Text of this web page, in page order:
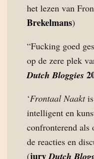
het lezen van
Brekelmans)
“Fucking goed
op de zere plek
Dutch Bloggies
‘Frontaal Naaktis
intelligent en
confronterend als
de reacties en
(juryDutch